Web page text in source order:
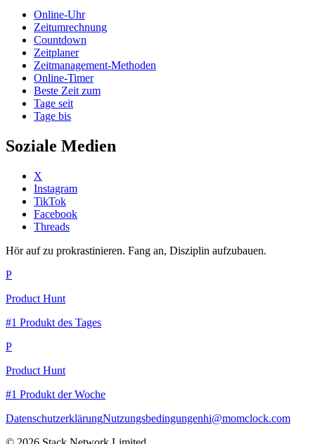
Online-Uhr
Zeitumrechnung
Countdown
Zeitplaner
Zeitmanagement-Methoden
Online-Timer
Beste Zeit zum
Tage seit
Tage bis
Soziale Medien
X
Instagram
TikTok
Facebook
Threads
Hör auf zu prokrastinieren. Fang an, Disziplin aufzubauen.
P
Product Hunt
#1 Produkt des Tages
P
Product Hunt
#1 Produkt der Woche
DatenschutzerklärungNutzungsbedingungenhi@momclock.com